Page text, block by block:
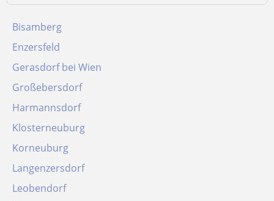
Bisamberg
Enzersfeld
Gerasdorf bei Wien
Großebersdorf
Harmannsdorf
Klosterneuburg
Korneuburg
Langenzersdorf
Leobendorf